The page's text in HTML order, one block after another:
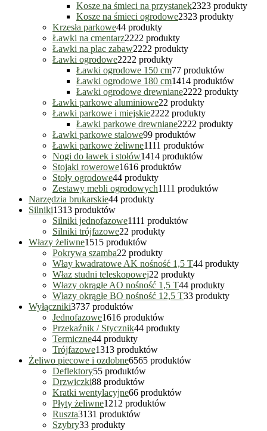
Kosze na śmieci na przystanek2323 produkty
Kosze na śmieci ogrodowe2323 produkty
Krzesła parkowe44 produkty
Ławki na cmentarz2222 produkty
Ławki na plac zabaw2222 produkty
Ławki ogrodowe2222 produkty
Ławki ogrodowe 150 cm77 produktów
Ławki ogrodowe 180 cm1414 produktów
Ławki ogrodowe drewniane2222 produkty
Ławki parkowe aluminiowe22 produkty
Ławki parkowe i miejskie2222 produkty
Ławki parkowe drewniane2222 produkty
Ławki parkowe stalowe99 produktów
Ławki parkowe żeliwne1111 produktów
Nogi do ławek i stołów1414 produktów
Stojaki rowerowe1616 produktów
Stoły ogrodowe44 produkty
Zestawy mebli ogrodowych1111 produktów
Narzędzia brukarskie44 produkty
Silniki1313 produktów
Silniki jednofazowe1111 produktów
Silniki trójfazowe22 produkty
Włazy żeliwne1515 produktów
Pokrywa szamba22 produkty
Włay kwadratowe AK nośność 1,5 T44 produkty
Właz studni teleskopowej22 produkty
Włazy okrągłe AO nośność 1,5 T44 produkty
Włazy okrągłe BO nośność 12,5 T33 produkty
Wyłączniki3737 produktów
Jednofazowe1616 produktów
Przekaźnik / Stycznik44 produkty
Termiczne44 produkty
Trójfazowe1313 produktów
Żeliwo piecowe i ozdobne6565 produktów
Deflektory55 produktów
Drzwiczki88 produktów
Kratki wentylacyjne66 produktów
Płyty żeliwne1212 produktów
Ruszta3131 produktów
Szybry33 produkty